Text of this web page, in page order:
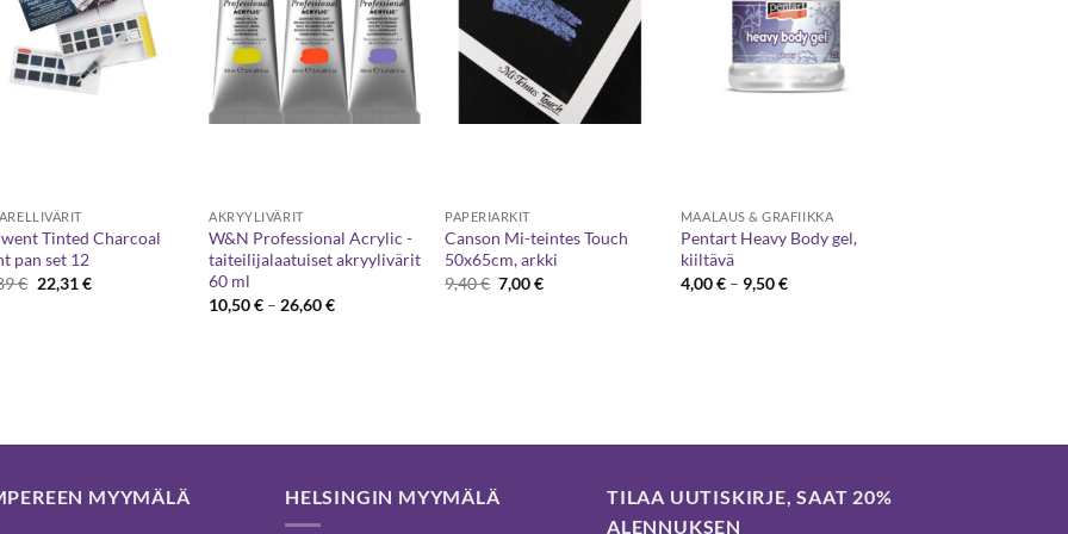
Tinted Charcoal
pan set 12
€ Alkuperäinen
hinta
22,31€Nykyinen
AKRYYLIVÄRIT
W&N Professional Acrylic -
taiteilijalaatuiset akryylivärit
60 ml
10,50€ – 26,60€Hintaluokka:
PAPERIARKIT
Canson Mi-teintes Touch
50x65cm, arkki
9,40€ Alkuperäinen
hinta
7,00€Nykyinen
MAALAUS & GRAFIIKKA
Pentart Heavy Body gel,
kiiltävä
4,00€ – 9,50€Hintaluokka:
MYYMÄLÄ HELSINGIN MYYMÄLÄ
TILAA UUTISKIRJE, SAAT 20%
ALENNUKSEN